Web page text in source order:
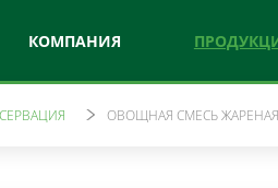
КОМПАНИЯ
Лайк шеф
ОВОЩНАЯ СМЕСЬ ЖАРЕНАЯ